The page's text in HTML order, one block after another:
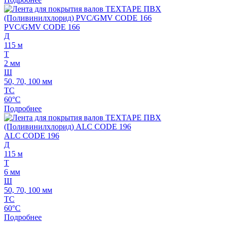
PVC/GMV CODE 166
Д
115 м
Т
2 мм
Ш
50, 70, 100 мм
ТС
60°C
Подробнее
ALC CODE 196
Д
115 м
Т
6 мм
Ш
50, 70, 100 мм
ТС
60°C
Подробнее